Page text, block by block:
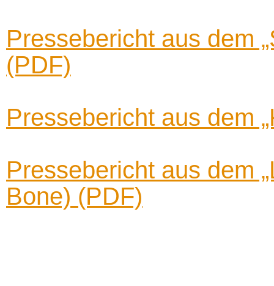
Pressebericht aus dem
(PDF)
Pressebericht aus dem
Pressebericht aus dem
Bone) (PDF)